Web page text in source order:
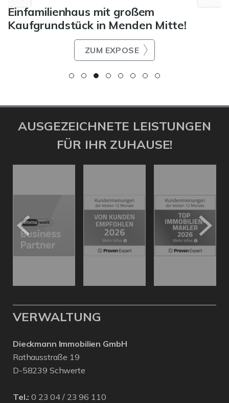
Einfamilienhaus mit großem
Kaufgrundstück in Menden Mitte!
ZUM EXPOSE
AUSGEZEICHNETE LEISTUNGEN
FÜR IHR ZUHAUSE!
VERWALTUNG
Dieckmann Immobilien GmbH
Rathausstraße 19
D-58239 Schwerte
Tel.: 0 23 04 / 23 96 110